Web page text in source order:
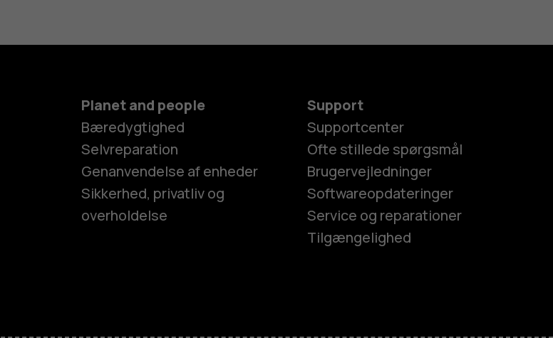
Planet and people
Bæredygtighed
Selvreparation
Genanvendelse af enheder
Sikkerhed, privatliv og
overholdelse
Support
Supportcenter
Ofte stillede spørgsmål
Brugervejledninger
Softwareopdateringer
Service og reparationer
Tilgængelighed